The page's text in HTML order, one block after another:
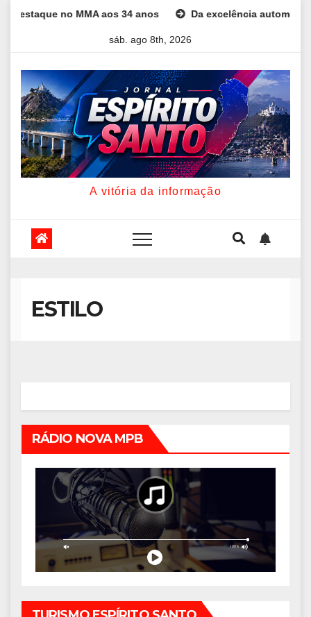
no MMA aos 34 anos Da excelência automotiva à
sáb. ago 8th, 2026
A vitória da informação
ESTILO
RÁDIO NOVA MPB